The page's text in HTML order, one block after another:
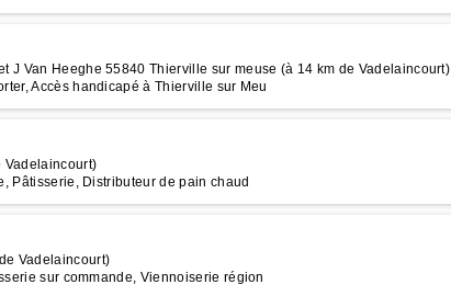
J Van Heeghe 55840 Thierville sur meuse (à 14 km de Vadelaincourt)
Accès handicapé à Thierville sur Meu
Vadelaincourt)
Pâtisserie, Distributeur de pain chaud
Vadelaincourt)
sur commande, Viennoiserie région